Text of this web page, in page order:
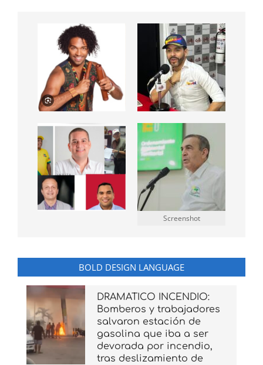
Screenshot
BOLD DESIGN LANGUAGE
DRAMATICO INCENDIO:
Bomberos y trabajadores
salvaron estación de
gasolina que iba a ser
devorada por incendio,
tras deslizamiento de